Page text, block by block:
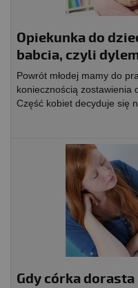
Opiekunka do
babcia, czyli
Powrót młodej mamy do
koniecznością zostawienia
Część kobiet decyduje się
Gdy córka